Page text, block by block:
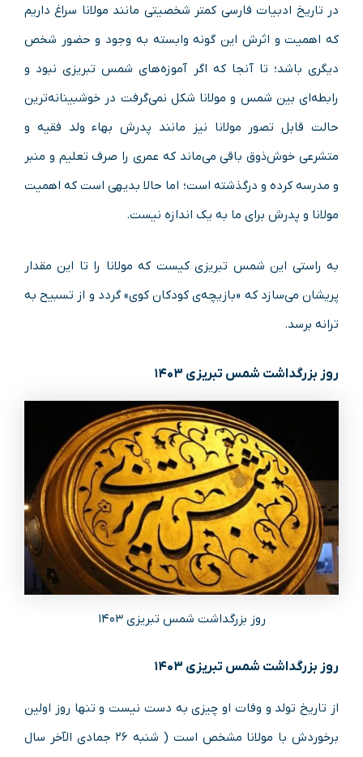
در تاریخ ادبیات فارسی کمتر شخصیتی مانند مولانا سراغ داریم
که اهمیت و اثرش این گونه وابسته به وجود و حضور شخص
دیگری باشد؛ تا آنجا که اگر آموزه‌های شمس تبریزی نبود و
رابطه‌ای بین شمس و مولانا شکل نمی‌گرفت در خوشبینانه‌ترین
حالت قابل تصور مولانا نیز مانند پدرش بهاء ولد فقیه و
متشرعی خوش‌ذوق باقی می‌ماند که عمری را صرف تعلیم و منبر
و مدرسه کرده و درگذشته است؛ اما حالا بدیهی است که اهمیت
مولانا و پدرش برای ما به یک اندازه نیست.
به‌ راستی این شمس تبریزی کیست که مولانا را تا این مقدار
پریشان می‌سازد که «بازیچه‌ی کودکان کوی» گردد و از تسبیح به
ترانه برسد.
روز بزرگداشت شمس تبریزی ۱۴۰۳
روز بزرگداشت شمس تبریزی ۱۴۰۳
روز بزرگداشت شمس تبریزی ۱۴۰۳
از تاریخ تولد و وفات او چیزی به دست نیست و تنها روز اولین
برخوردش با مولانا مشخص است ( شنبه ۲۶ جمادی الآخر سال